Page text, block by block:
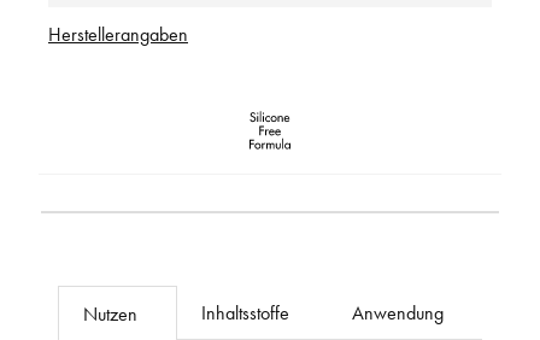
Herstellerangaben
Nutzen Inhaltsstoffe Anwendung